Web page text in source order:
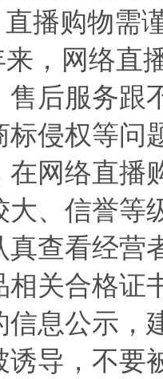
购物需谨
网络直播
售后服务跟
标侵权等问
在网络直播
大、信誉等
真查看经营
相关合格证
信息公示，
诱导，不要